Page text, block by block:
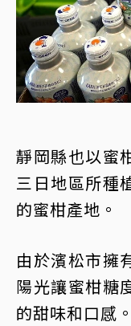
靜岡縣也以蜜
三日地區所種
的蜜柑產地。
由於濱松市擁
陽光讓蜜柑糖
的甜味和口感。